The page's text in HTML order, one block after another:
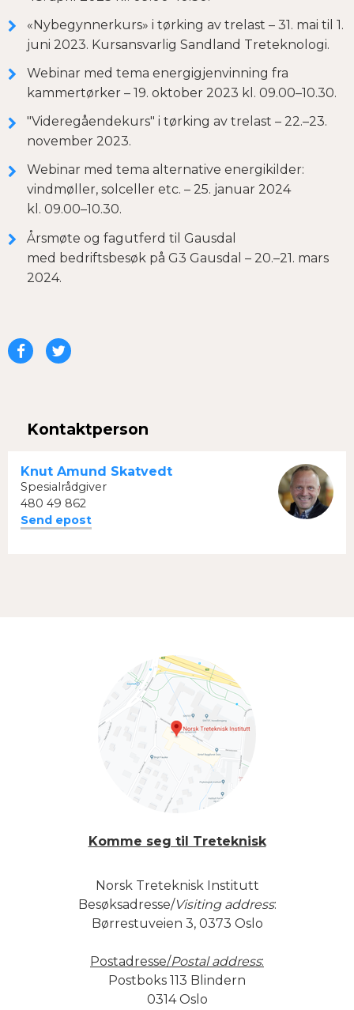
«Nybegynnerkurs» i tørking av trelast – 31. mai til 1.
juni 2023. Kursansvarlig Sandland Treteknologi.
Webinar med tema energigjenvinning fra
kammertørker – 19. oktober 2023 kl. 09.00–10.30.
"Videregåendekurs" i tørking av trelast – 22.–23.
november 2023.
Webinar med tema alternative energikilder:
vindmøller, solceller etc. – 25. januar 2024
kl. 09.00–10.30.
Årsmøte og fagutferd til Gausdal
med bedriftsbesøk på G3 Gausdal – 20.–21. mars
2024.
Del Del
Kontaktperson
Knut Amund Skatvedt
Spesialrådgiver
480 49 862
Send epost
Komme seg til Treteknisk
Norsk Treteknisk Institutt
Besøksadresse/Visiting address:
Børrestuveien 3, 0373 Oslo
Postadresse/Postal address:
Postboks 113 Blindern
0314 Oslo